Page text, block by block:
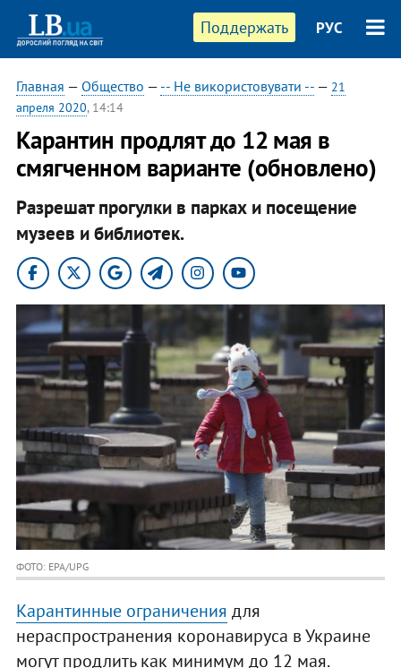
Поддержать РУС
Главная — Общество — -- Не використовувати --— 21
апреля 2020, 14:14
Карантин продлят до 12 мая в
смягченном варианте (обновлено)
Разрешат прогулки в парках и посещение
музеев и библиотек.
ФОТО: EPA/UPG
Карантинные ограничения для
нераспространения коронавируса в Украине
могут продлить как минимум до 12 мая.